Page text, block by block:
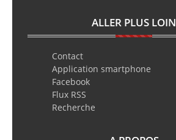
ALLER PLUS LOIN
Contact
Application smartphone
Facebook
Flux RSS
Recherche